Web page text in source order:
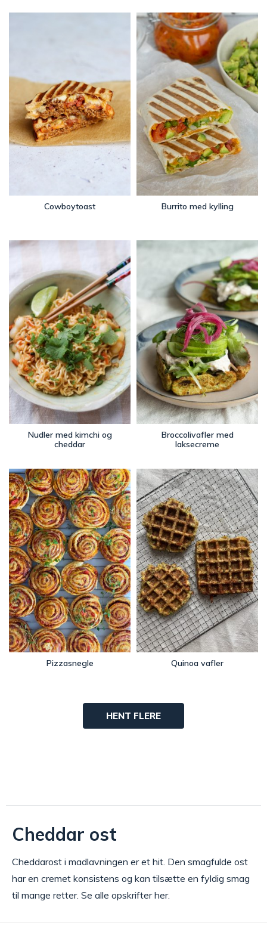
Cowboytoast Burrito med kylling
Nudler med kimchi og
cheddar
Broccolivafler med
laksecreme
Pizzasnegle Quinoa vafler
HENT FLERE
Cheddar ost
Cheddarost i madlavningen er et hit. Den smagfulde ost
har en cremet konsistens og kan tilsætte en fyldig smag
til mange retter. Se alle opskrifter her.